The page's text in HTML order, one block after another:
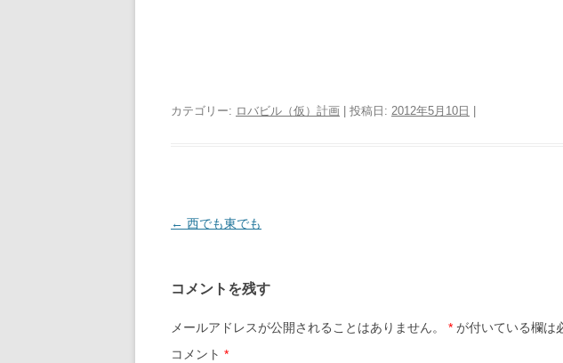
カテゴリー: ロバビル（仮）計画 | 投稿日: 2012年5月10日
投
ビ
ゲ
ー
← 西でも東でも
コメントを残す
メールアドレスが公開されることはありません。 * が付いている欄は
コメント *